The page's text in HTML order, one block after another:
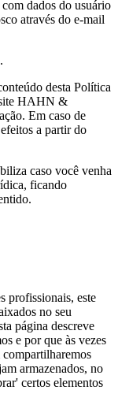
dados do usuário
através do e-mail
desta Política
site HAHN &
Em caso de
a partir do
caso você venha
ficando
profissionais, este
no seu
página descreve
e por que às vezes
compartilharemos
armazenados, no
certos elementos